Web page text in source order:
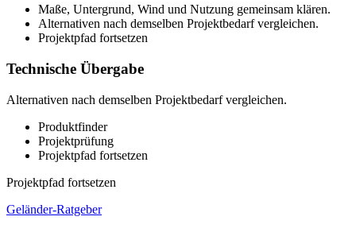
Maße, Untergrund, Wind und Nutzung gemeinsam klären.
Alternativen nach demselben Projektbedarf vergleichen.
Projektpfad fortsetzen
Technische Übergabe
Alternativen nach demselben Projektbedarf vergleichen.
Produktfinder
Projektprüfung
Projektpfad fortsetzen
Projektpfad fortsetzen
Geländer-Ratgeber